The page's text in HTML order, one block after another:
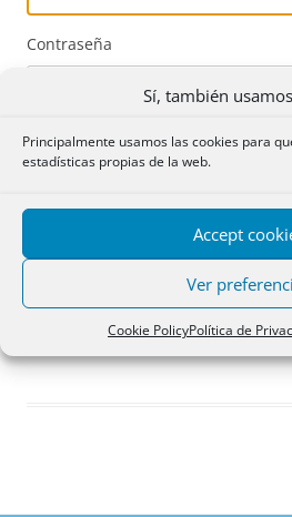
Sí, también
Principalmente usamos las cookies para
estadísticas propias de la web.
Accept
Ver
Cookie PolicyPolítica de
Contraseña
Acceder
Registro
¿Has olvidado tu contraseña?